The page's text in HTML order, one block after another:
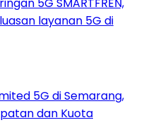
5G di Semarang,
dan Kuota